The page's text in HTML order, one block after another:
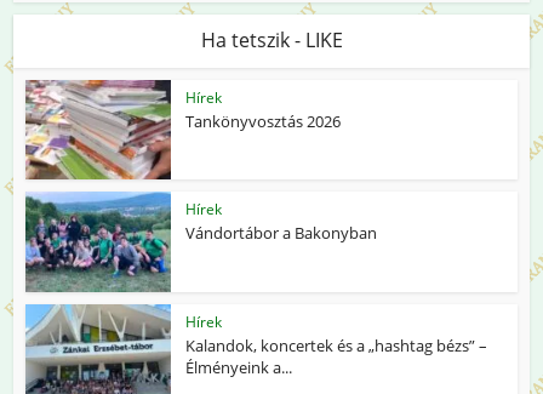
Ha tetszik - LIKE
Hírek
Tankönyvosztás 2026
Hírek
Vándortábor a Bakonyban
Hírek
Kalandok, koncertek és a „hashtag bézs” –
Élményeink a...